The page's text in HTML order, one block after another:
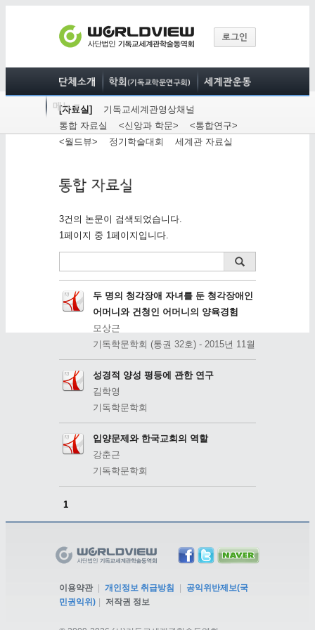
[자료실]
기독교세계관영상채널
통합 자료실
<신앙과 학문>
<통합연구>
<월드뷰>
정기학술대회 세계관 자료실
3건의 논문이 검색되었습니다.
1페이지 중 1페이지입니다.
두 명의 청각장애 자녀를 둔 청각장애인
어머니와 건청인 어머니의 양육경험
모상근
기독학문학회 (통권 32호) - 2015년 11월
성경적 양성 평등에 관한 연구
김학영
기독학문학회
입양문제와 한국교회의 역할
강춘근
기독학문학회
1
이용약관 개인정보 취급방침
공익위반제보(국
민권익위)
저작권 정보